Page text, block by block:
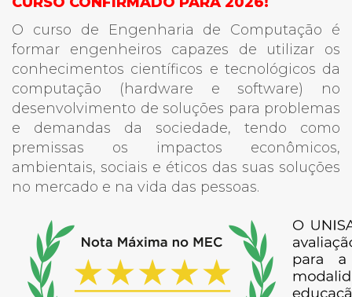
O curso de Engenharia de Computação é
formar engenheiros capazes de utilizar os
conhecimentos científicos e tecnológicos da
computação (hardware e software) no
desenvolvimento de soluções para problemas
e demandas da sociedade, tendo como
premissas os impactos econômicos,
ambientais, sociais e éticos das suas soluções
no mercado e na vida das pessoas.